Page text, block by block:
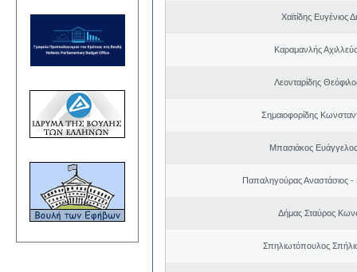
Χαϊτίδης Ευγένιος
Καραμανλής
Λεονταρίδης
Σημαιοφορίδης
Μπασιάκος
Παπαληγούρας Αναστάσιος -
Δήμας Σταύρος
Σπηλιωτόπουλος